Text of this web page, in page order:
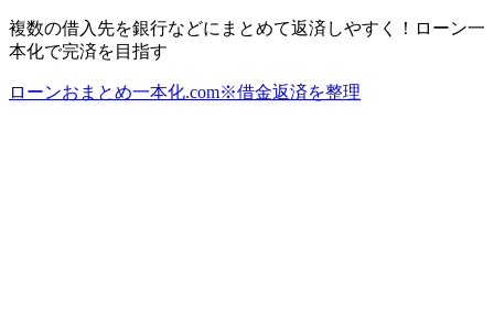
複数の借入先を銀行などにまとめて返済しやすく！ローン一
本化で完済を目指す
ローンおまとめ一本化.com※借金返済を整理